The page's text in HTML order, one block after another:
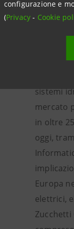
configurazione e
(Privacy- Cookie
nei
di
sistemi
mercato
in oltre
oggi,
Europa
elettrici,